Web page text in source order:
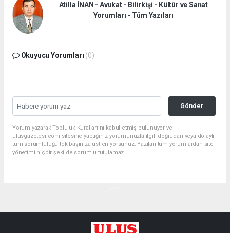
Atilla İNAN - Avukat - Bilirkişi - Kültür ve Sanat
Yorumları - Tüm Yazıları
Okuyucu Yorumları (0)
Gönder
Yorum yazarak Topluluk Kuralları’nı kabul etmiş bulunuyor ve
ulusgazetesi.com sitesine yaptığınız yorumunuzla ilgili doğrudan veya dolaylı
tüm sorumluluğu tek başınıza üstleniyorsunuz. Yazılan tüm yorumlardan site
yönetimi hiçbir şekilde sorumlu tutulamaz.